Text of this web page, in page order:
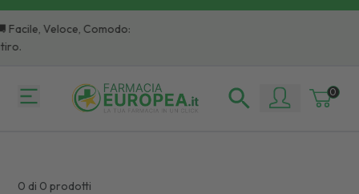
Veloce, Comodo:
0
0 di 0 prodotti